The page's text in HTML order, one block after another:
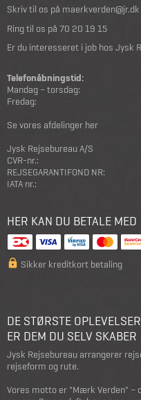
Skriv til os på maerkverden@jr.dk
Ring til os på 70 20 19 15
Er du interesseret i job hos Jysk
Telefonåbningstid:
Mandag – torsdag:
Fredag:
Se vores afdelinger her
Jysk Rejsebureau A/S
CVR-nr.:
REJSEGARANTIFOND NR:
IATA nr.:
HER KAN DU BETALE MED
Sikker kreditkort betaling
DE STØRSTE OPLEVELSER
ER DEM DU SELV SKABER
Jysk Rejsebureau arrangerer
rejseform og rute.
Vores motto er "Mærk Verden" –